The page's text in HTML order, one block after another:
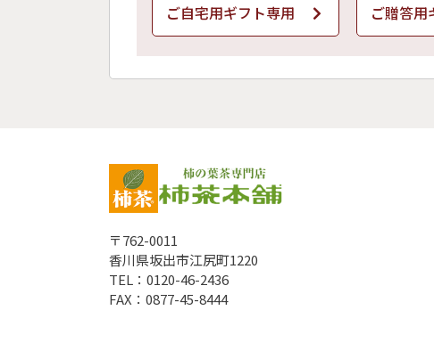
ご自宅用ギフト専用 ご贈答用
〒762-0011
香川県坂出市江尻町1220
TEL：0120-46-2436
FAX：0877-45-8444